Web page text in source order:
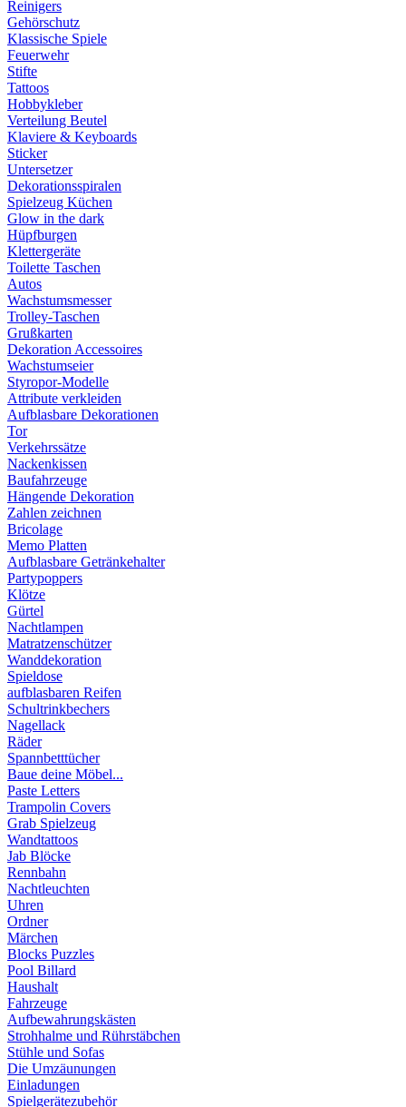
Reinigers
Gehörschutz
Klassische Spiele
Feuerwehr
Stifte
Tattoos
Hobbykleber
Verteilung Beutel
Klaviere & Keyboards
Sticker
Untersetzer
Dekorationsspiralen
Spielzeug Küchen
Glow in the dark
Hüpfburgen
Klettergeräte
Toilette Taschen
Autos
Wachstumsmesser
Trolley-Taschen
Grußkarten
Dekoration Accessoires
Wachstumseier
Styropor-Modelle
Attribute verkleiden
Aufblasbare Dekorationen
Tor
Verkehrssätze
Nackenkissen
Baufahrzeuge
Hängende Dekoration
Zahlen zeichnen
Bricolage
Memo Platten
Aufblasbare Getränkehalter
Partypoppers
Klötze
Gürtel
Nachtlampen
Matratzenschützer
Wanddekoration
Spieldose
aufblasbaren Reifen
Schultrinkbechers
Nagellack
Räder
Spannbetttücher
Baue deine Möbel...
Paste Letters
Trampolin Covers
Grab Spielzeug
Wandtattoos
Jab Blöcke
Rennbahn
Nachtleuchten
Uhren
Ordner
Märchen
Blocks Puzzles
Pool Billard
Haushalt
Fahrzeuge
Aufbewahrungskästen
Strohhalme und Rührstäbchen
Stühle und Sofas
Die Umzäunungen
Einladungen
Spielgerätezubehör